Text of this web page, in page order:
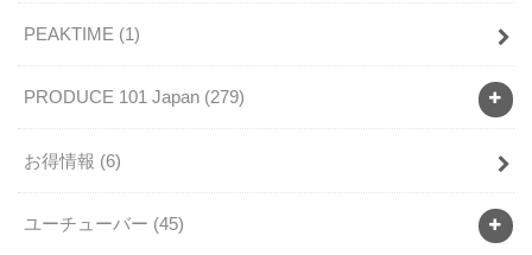
PEAKTIME (1)
PRODUCE 101 Japan (279)
お得情報 (6)
ユーチューバー (45)